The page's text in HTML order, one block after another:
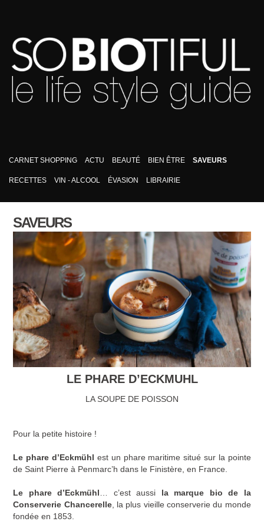
CARNET SHOPPING ACTU BEAUTÉ BIEN ÊTRE SAVEURS
RECETTES VIN - ALCOOL ÉVASION LIBRAIRIE
SAVEURS
LE PHARE D’ECKMUHL
LA SOUPE DE POISSON
Pour la petite histoire !
Le phare d’Eckmühl est un phare maritime situé sur la pointe
de Saint Pierre à Penmarc’h dans le Finistère, en France.
Le phare d’Eckmühl … c’est aussi la marque bio de la
Conserverie Chancerelle, la plus vieille conserverie du monde
fondée en 1853.